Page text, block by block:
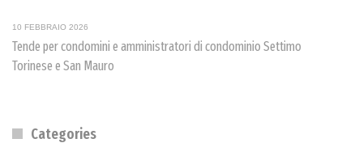
10 FEBBRAIO 2026
Tende per condomini e amministratori di condominio Settimo
Torinese e San Mauro
Categories